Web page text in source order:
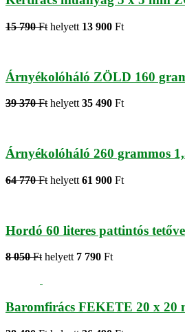
15 790 Ft helyett 13 900 Ft
Árnyékolóháló ZÖLD 160
39 370 Ft helyett 35 490 Ft
Árnyékolóháló 260 grammos
64 770 Ft helyett 61 900 Ft
Hordó 60 literes pattintós
8 050 Ft helyett 7 790 Ft
Baromfirács FEKETE 20 x 20